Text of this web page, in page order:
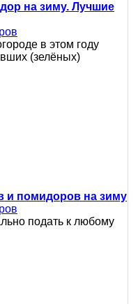
на зиму. Лучшие
в этом году
(зелёных)
и помидоров на зиму
подать к любому